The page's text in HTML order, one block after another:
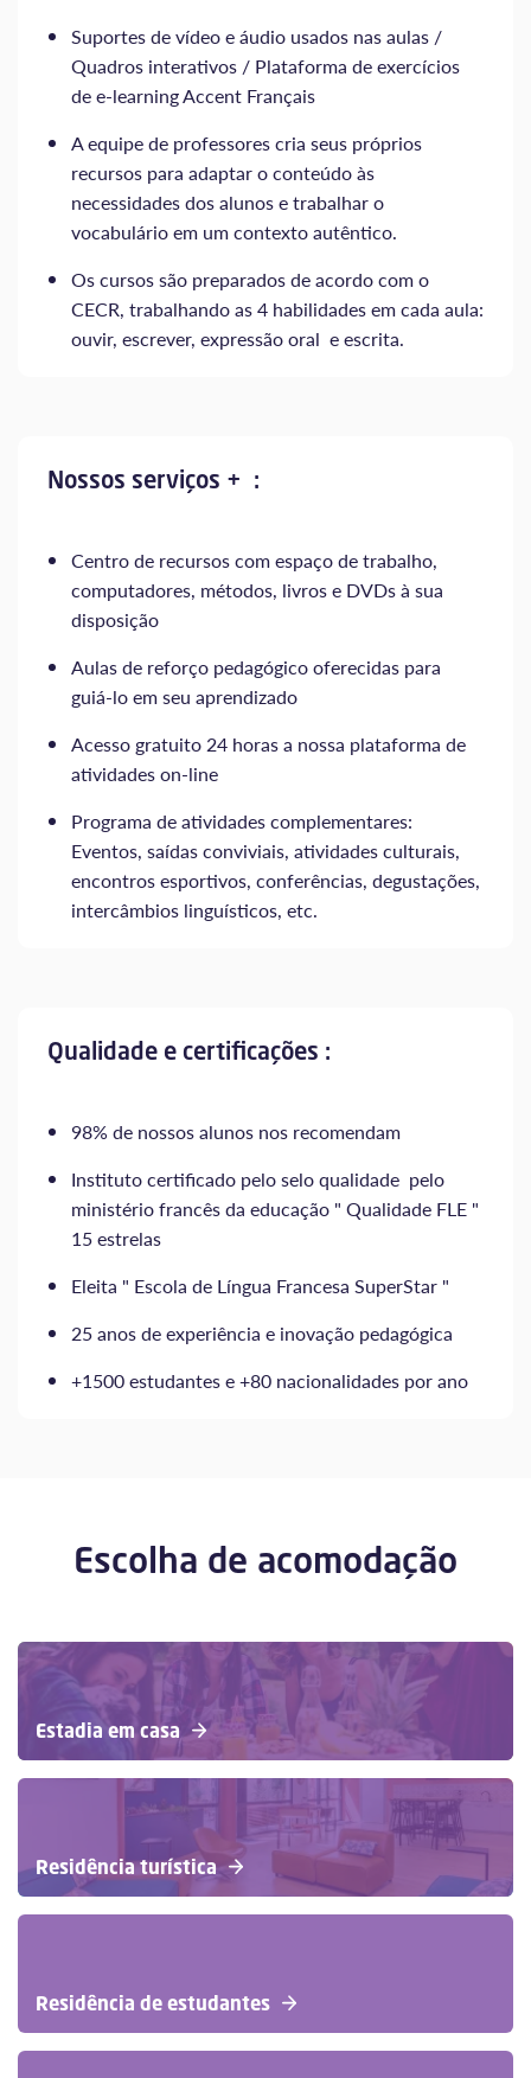
Suportes de vídeo e áudio usados nas aulas /
Quadros interativos / Plataforma de exercícios
de e-learning Accent Français
A equipe de professores cria seus próprios
recursos para adaptar o conteúdo às
necessidades dos alunos e trabalhar o
vocabulário em um contexto autêntico.
Os cursos são preparados de acordo com o
CECR, trabalhando as 4 habilidades em cada aula:
ouvir, escrever, expressão oral e escrita.
Nossos serviços + :
Centro de recursos com espaço de trabalho,
computadores, métodos, livros e DVDs à sua
disposição
Aulas de reforço pedagógico oferecidas para
guiá-lo em seu aprendizado
Acesso gratuito 24 horas a nossa plataforma de
atividades on-line
Programa de atividades complementares:
Eventos, saídas conviviais, atividades culturais,
encontros esportivos, conferências, degustações,
intercâmbios linguísticos, etc.
Qualidade e certificações :
98% de nossos alunos nos recomendam
Instituto certificado pelo selo qualidade pelo
ministério francês da educação " Qualidade FLE "
15 estrelas
Eleita " Escola de Língua Francesa SuperStar "
25 anos de experiência e inovação pedagógica
+1500 estudantes e +80 nacionalidades por ano
Escolha de acomodação
Estadia em casa
Residência turística
Residência de estudantes